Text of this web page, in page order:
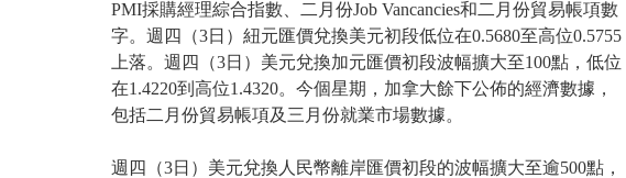
PMI採購經理綜合指數、二月份Job Vancancies和二月份貿易帳項數
字。週四（3日）紐元匯價兌換美元初段低位在0.5680至高位0.5755
上落。週四（3日）美元兌換加元匯價初段波幅擴大至100點，低位
在1.4220到高位1.4320。今個星期，加拿大餘下公佈的經濟數據，
包括二月份貿易帳項及三月份就業市場數據。
週四（3日）美元兌換人民幣離岸匯價初段的波幅擴大至逾500點，